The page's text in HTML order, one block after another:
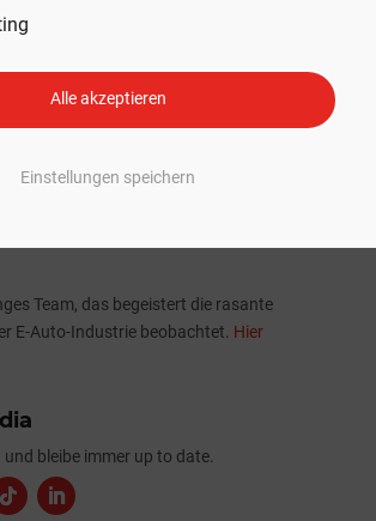
Alle akzeptieren
Einstellungen speichern
im Überblick
Team, das begeistert die rasante
E-Auto-Industrie beobachtet. Hier
bleibe immer up to date.